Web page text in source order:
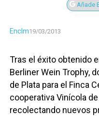
Añade
Enclm19/03/2013
Tras el éxito obtenido
Berliner Wein Trophy,
de Plata para el Finca
cooperativa Vinícola
recolectando nuevos